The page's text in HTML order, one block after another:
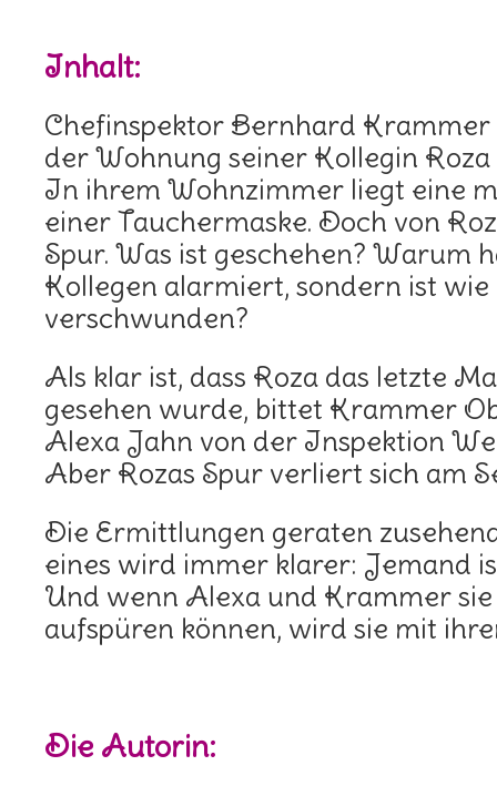
Inhalt:
Chefinspektor Bernhard Krammer
der Wohnung seiner Kollegin
In ihrem Wohnzimmer liegt eine
einer Tauchermaske. Doch von
Spur. Was ist geschehen? Warum
Kollegen alarmiert, sondern ist
verschwunden?
Als klar ist, dass Roza das letzte
gesehen wurde, bittet Krammer
Alexa Jahn von der Inspektion
Aber Rozas Spur verliert sich am
Die Ermittlungen geraten
eines wird immer klarer: Jemand
Und wenn Alexa und Krammer
aufspüren können, wird sie mit
Die Autorin: